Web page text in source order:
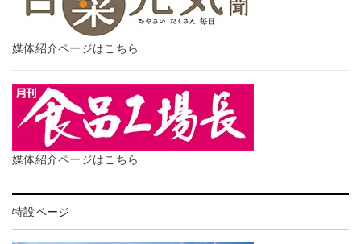
媒体紹介ページはこちら
媒体紹介ページはこちら
特設ページ